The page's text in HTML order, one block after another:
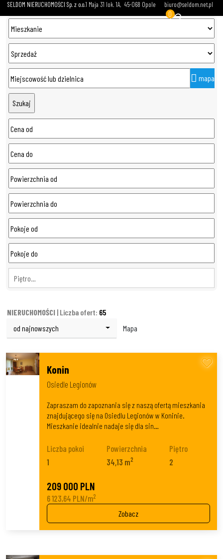
SELDOM NIERUCHOMOŚCI Sp. z o.o.1 Maja 31 lok. 1A 45-068 Opole biuro@seldom.net.pl
0
mapa
Piętro…
NIERUCHOMOŚCI | Liczba ofert: 65
od najnowszych
Mapa
Konin
Osiedle Legionów
Zapraszam do zapoznania się z naszą ofertą mieszkania
znajdującego się na Osiedlu Legionów w Koninie.
Mieszkanie idealnie nadaje się dla sin…
Liczba pokoi
1
Powierzchnia
34,13 m2
Piętro
2
209 000 PLN
6 123,64 PLN/m2
Zobacz